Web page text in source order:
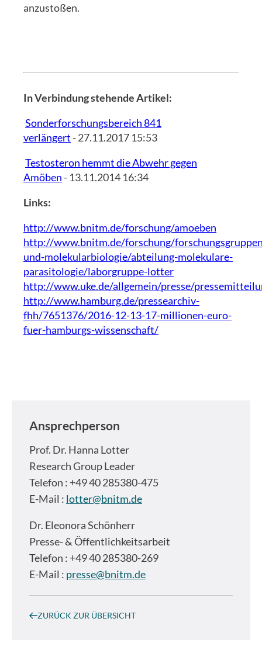
anzustoßen.
In Verbindung stehende Artikel:
Sonderforschungsbereich 841
verlängert - 27.11.2017 15:53
Testosteron hemmt die Abwehr gegen
Amöben - 13.11.2014 16:34
Links:
http://www.bnitm.de/forschung/amoeben
http://www.bnitm.de/forschung/
und-molekularbiologie/abteilung-molekulare-
parasitologie/laborgruppe-lotter
http://www.uke.de/allgemein/presse/
http://www.hamburg.de/pressearchiv-
fhh/7651376/2016-12-13-17-millionen-euro-
fuer-hamburgs-wissenschaft/
Ansprechperson
Prof. Dr. Hanna Lotter
Research Group Leader
Telefon : +49 40 285380-475
E-Mail : lotter@bnitm.de
Dr. Eleonora Schönherr
Presse- & Öffentlichkeitsarbeit
Telefon : +49 40 285380-269
E-Mail : presse@bnitm.de
ZURÜCK ZUR ÜBERSICHT